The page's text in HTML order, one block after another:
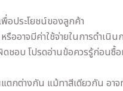
อประโยชน์ของลูกค้า
ออาจมีค่าใช้จ่ายในการดำเนิน
อบ โปรดอ่านข้อควรรู้ก่อนซื้
ตกต่างกัน แม้ทาสีเดียวกัน อา